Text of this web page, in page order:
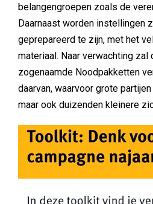
belangengroepen zoals de
Daarnaast worden instellingen
geprepareerd te zijn, met het
materiaal. Naar verwachting zal
zogenaamde Noodpakketten
daarvan, waarvoor grote
maar ook duizenden kleinere